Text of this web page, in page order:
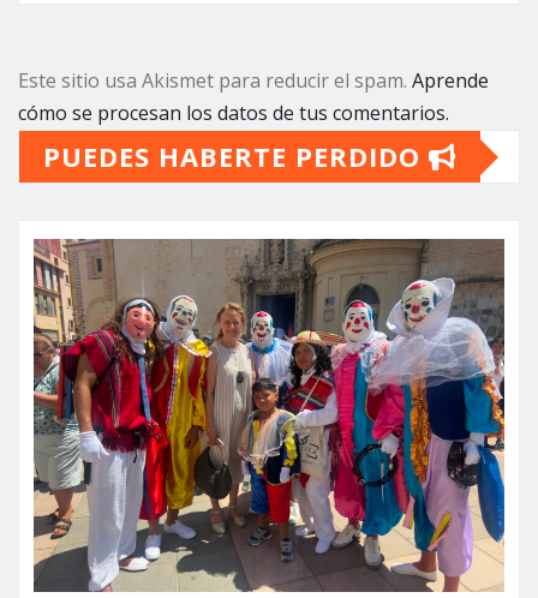
Este sitio usa Akismet para reducir el spam. Aprende
cómo se procesan los datos de tus comentarios.
PUEDES HABERTE PERDIDO